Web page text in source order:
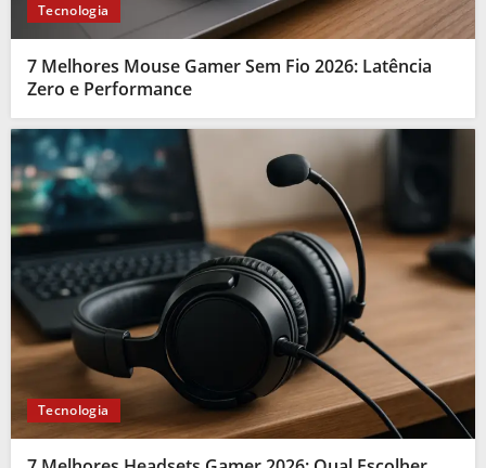
Tecnologia
7 Melhores Mouse Gamer Sem Fio 2026: Latência
Zero e Performance
Tecnologia